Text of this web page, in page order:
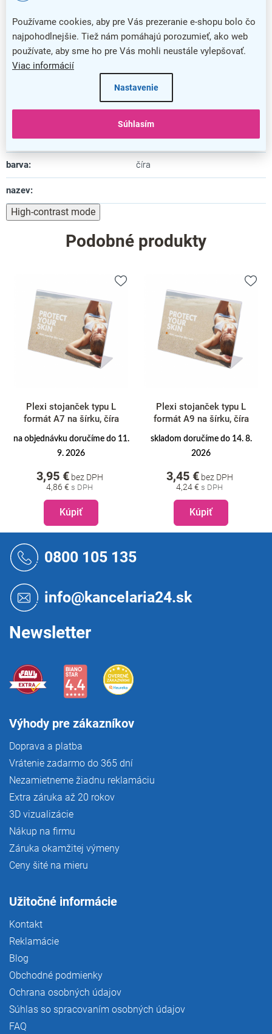
Používame cookies, aby pre Vás prezeranie e-shopu bolo čo
najpohodlnejšie. Tiež nám pomáhajú porozumieť, ako web
používate, aby sme ho pre Vás mohli neustále vylepšovať.
Viac informácií
Nastavenie
Súhlasím
Dĺžka: 4,1 cm
Šírka:
10,5 cm
Materiál
Uspôsobené pre formát: A7
barva: číra
nazev:
High-contrast mode
Podobné produkty
Plexi stojanček typu L
formát A7 na šírku, číra
na objednávku doručíme do 11.
9. 2026
4,86 €
3,95 €bez DPH
Kúpiť
Plexi stojanček typu L
formát A9 na šírku, číra
skladom doručíme do 14. 8.
2026
4,24 €
3,45 €bez DPH
Kúpiť
0800 105 135
info@kancelaria24.sk
Newsletter
Výhody pre zákazníkov
Doprava a platba
Vrátenie zadarmo do 365 dní
Nezamietneme žiadnu reklamáciu
Extra záruka až 20 rokov
3D vizualizácie
Nákup na firmu
Záruka okamžitej výmeny
Ceny šité na mieru
Užitočné informácie
Kontakt
Reklamácie
Blog
Obchodné podmienky
Ochrana osobných údajov
Súhlas so spracovaním osobných údajov
FAQ